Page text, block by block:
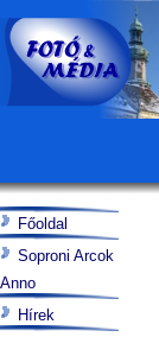
Főoldal
Soproni Arcok
Anno
Hírek